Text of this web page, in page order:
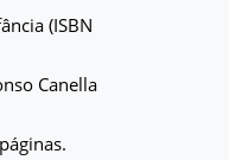
(ISBN
Canella